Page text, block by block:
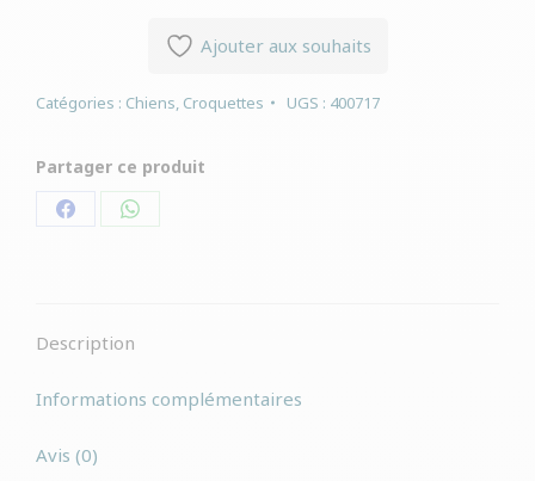
Ajouter aux souhaits
Catégories : Chiens, Croquettes UGS : 400717
Partager ce produit
PartagerPartager
Description
Informations complémentaires
Avis (0)